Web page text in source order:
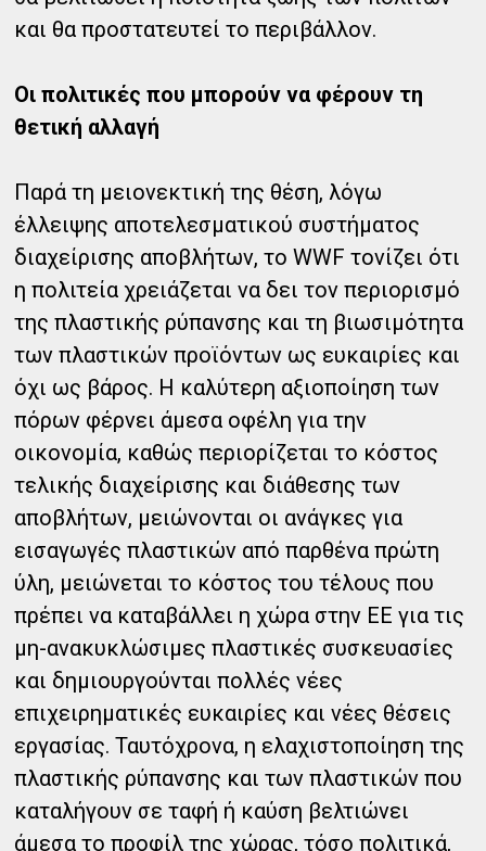
και θα προστατευτεί το περιβάλλον.
Οι πολιτικές που μπορούν να φέρουν τη
θετική αλλαγή
Παρά τη μειονεκτική της θέση, λόγω
έλλειψης αποτελεσματικού συστήματος
διαχείρισης αποβλήτων, το WWF τονίζει ότι
η πολιτεία χρειάζεται να δει τον περιορισμό
της πλαστικής ρύπανσης και τη βιωσιμότητα
των πλαστικών προϊόντων ως ευκαιρίες και
όχι ως βάρος. Η καλύτερη αξιοποίηση των
πόρων φέρνει άμεσα οφέλη για την
οικονομία, καθώς περιορίζεται το κόστος
τελικής διαχείρισης και διάθεσης των
αποβλήτων, μειώνονται οι ανάγκες για
εισαγωγές πλαστικών από παρθένα πρώτη
ύλη, μειώνεται το κόστος του τέλους που
πρέπει να καταβάλλει η χώρα στην ΕΕ για τις
μη-ανακυκλώσιμες πλαστικές συσκευασίες
και δημιουργούνται πολλές νέες
επιχειρηματικές ευκαιρίες και νέες θέσεις
εργασίας. Ταυτόχρονα, η ελαχιστοποίηση της
πλαστικής ρύπανσης και των πλαστικών που
καταλήγουν σε ταφή ή καύση βελτιώνει
άμεσα το προφίλ της χώρας, τόσο πολιτικά,